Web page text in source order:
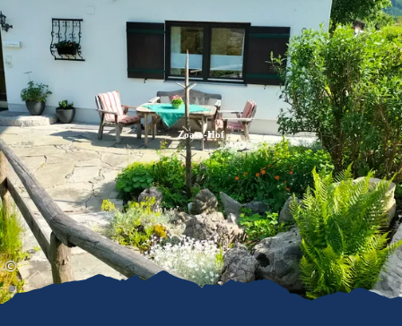
Inhalt
Suche
Footer
©
Zoasa-Hof